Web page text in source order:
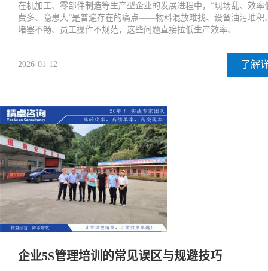
在机加工、零部件制造等生产型企业的发展进程中，“现场乱、效率
费多、隐患大”是普遍存在的痛点——物料混放难找、设备油污堆积
堵塞不畅、员工操作不规范，这些问题直接拉低生产效率、
2026-01-12 了解
企业5S管理培训的常见误区与规避技巧